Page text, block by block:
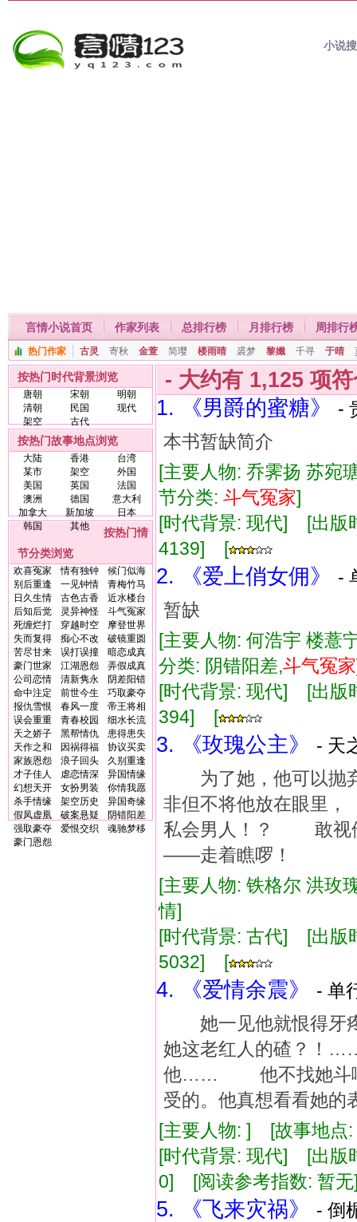
小说
言情小说首页 作家列表 总排行榜 月排行榜 周排行
热门作家 古灵 寄秋 金萱 简璎 楼雨晴 裘梦 黎孅 千寻 于晴
按热门时代背景浏览
唐朝 宋朝
明朝
清朝
民国
现代
架空
古代
按热门故事地点浏览
大陆 香港
台湾
某市
架空
外国
美国
英国
法国
澳洲
德国
意大利
加拿大
新加坡
日本
韩国
其他
按热门情
节分类浏览
欢喜冤家 情有独钟
候门似海
别后重逢
一见钟情
青梅竹马
日久生情
古色古香
近水楼台
后知后觉
灵异神怪
斗气冤家
死缠烂打
穿越时空
摩登世界
失而复得
痴心不改
破镜重圆
苦尽甘来
误打误撞
暗恋成真
豪门世家
江湖恩怨
弄假成真
公司恋情
清新隽永
阴差阳错
命中注定
前世今生
巧取豪夺
报仇雪恨
春风一度
帝王将相
误会重重
青春校园
细水长流
天之娇子
黑帮情仇
患得患失
天作之和
因祸得福
协议买卖
家族恩怨
浪子回头
久别重逢
才子佳人
虐恋情深
异国情缘
幻想天开
女扮男装
你情我愿
杀手情缘
架空历史
异国奇缘
假凤虚凰
破案悬疑
阴错阳差
强取豪夺
爱恨交织
魂驰梦移
豪门恩怨
- 大约有 1,125 项
1. 《男爵的蜜糖》
-
本书暂缺简介
[主要人物: 乔霁扬 苏
节分类: 斗气冤家]
[时代背景: 现代] [出
4139] [
2. 《爱上俏女佣》
-
暂缺
[主要人物: 何浩宇 楼
分类: 阴错阳差,斗气冤家
[时代背景: 现代] [出
394] [
3. 《玫瑰公主》
- 天
为了她，他可以抛
非但不将他放在眼
私会男人！？ 敢视
——走着瞧啰！
[主要人物: 铁格尔 洪
情]
[时代背景: 古代] [出
5032] [
4. 《爱情余震》
- 单
她一见他就恨得牙疼
她这老红人的碴？！
他…… 他不找她斗嘴
受的。他真想看看她
[主要人物: ] [故事地
[时代背景: 现代] [出
0] [阅读参考指数: 暂无
5. 《飞来灾祸》
- 倒